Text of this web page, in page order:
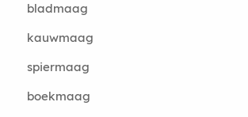
bladmaag
kauwmaag
spiermaag
boekmaag